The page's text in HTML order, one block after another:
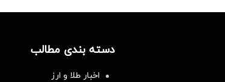
دسته بندی مطالب
اخبار طلا و ارز